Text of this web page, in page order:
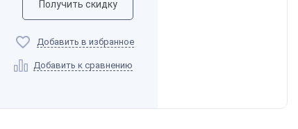
Получить скидку
Добавить в избранное
Добавить к сравнению